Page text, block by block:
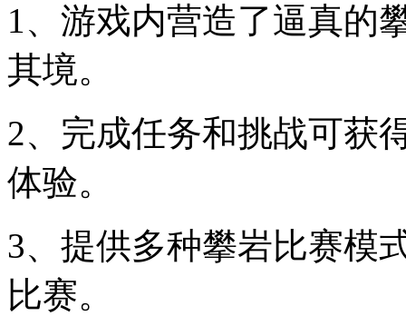
1、游戏内营造了逼真的
其境。
2、完成任务和挑战可获
体验。
3、提供多种攀岩比赛模
比赛。